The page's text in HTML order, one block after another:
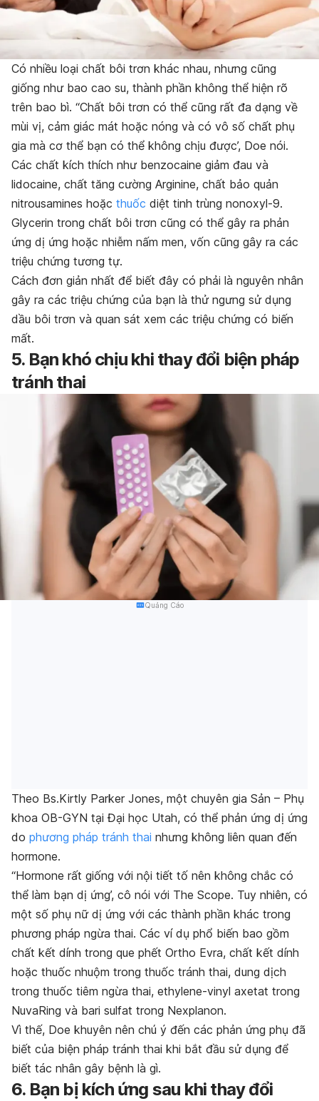
Có nhiều loại chất bôi trơn khác nhau, nhưng cũng
giống như bao cao su, thành phần không thể hiện rõ
trên bao bì. “Chất bôi trơn có thể cũng rất đa dạng về
mùi vị, cảm giác mát hoặc nóng và có vô số chất phụ
gia mà cơ thể bạn có thể không chịu được’, Doe nói.
Các chất kích thích như benzocaine giảm đau và
lidocaine, chất tăng cường Arginine, chất bảo quản
nitrousamines hoặc thuốc diệt tinh trùng nonoxyl-9.
Glycerin trong chất bôi trơn cũng có thể gây ra phản
ứng dị ứng hoặc nhiễm nấm men, vốn cũng gây ra các
triệu chứng tương tự.
Cách đơn giản nhất để biết đây có phải là nguyên nhân
gây ra các triệu chứng của bạn là thử ngưng sử dụng
dầu bôi trơn và quan sát xem các triệu chứng có biến
mất.
5. Bạn khó chịu khi thay đổi biện pháp
tránh thai
Quảng Cáo
Theo Bs.Kirtly Parker Jones, một chuyên gia Sản – Phụ
khoa OB-GYN tại Đại học Utah, có thể phản ứng dị ứng
do phương pháp tránh thai nhưng không liên quan đến
hormone.
“Hormone rất giống với nội tiết tố nên không chắc có
thể làm bạn dị ứng’, cô nói với The Scope. Tuy nhiên, có
một số phụ nữ dị ứng với các thành phần khác trong
phương pháp ngừa thai. Các ví dụ phổ biến bao gồm
chất kết dính trong que phết Ortho Evra, chất kết dính
hoặc thuốc nhuộm trong thuốc tránh thai, dung dịch
trong thuốc tiêm ngừa thai, ethylene-vinyl axetat trong
NuvaRing và bari sulfat trong Nexplanon.
Vì thế, Doe khuyên nên chú ý đến các phản ứng phụ đã
biết của biện pháp tránh thai khi bắt đầu sử dụng để
biết tác nhân gây bệnh là gì.
6. Bạn bị kích ứng sau khi thay đổi